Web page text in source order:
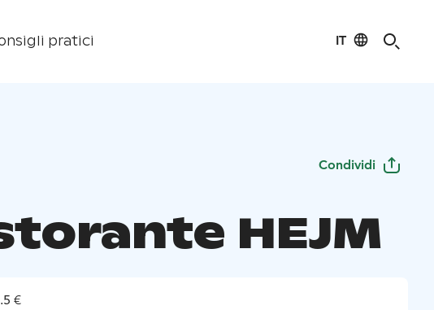
pratici IT
Condividi
HEJM
€